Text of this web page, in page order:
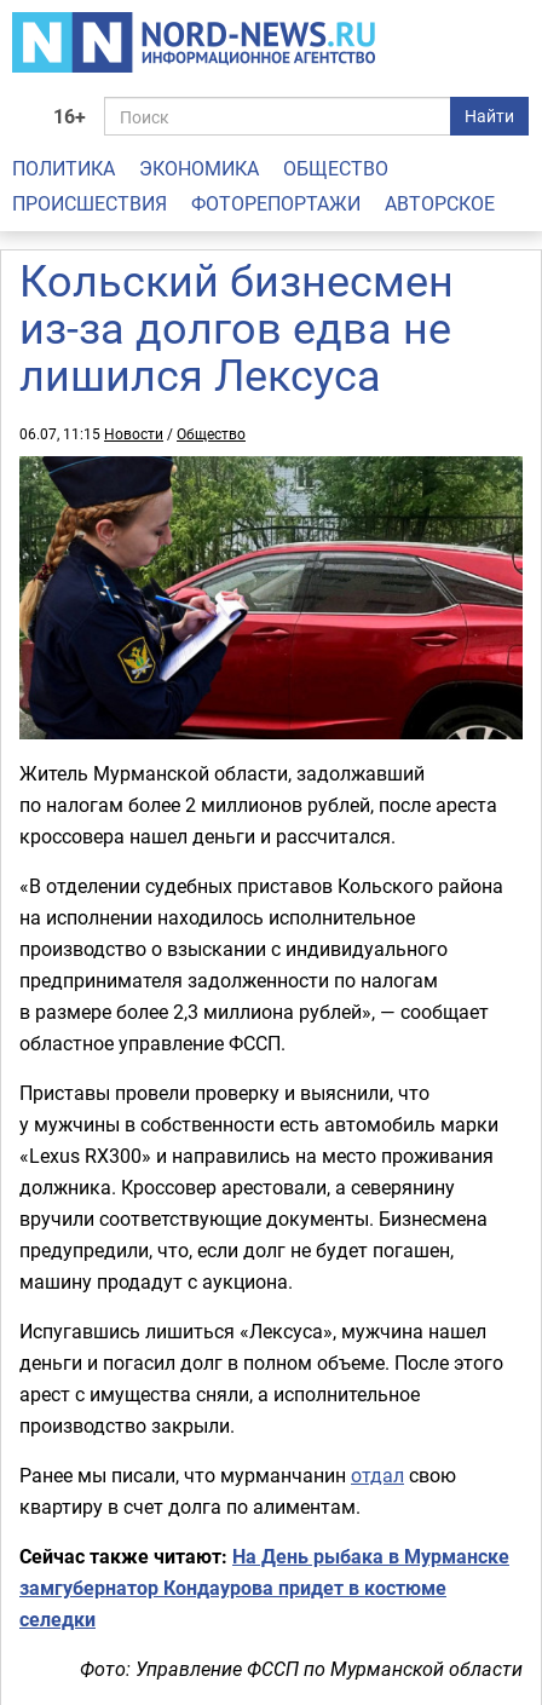
16+ Найти
ПОЛИТИКА ЭКОНОМИКА
ОБЩЕСТВО
ПРОИСШЕСТВИЯ
ФОТОРЕПОРТАЖИ АВТОРСКОЕ
Кольский бизнесмен
из-за долгов едва не
лишился Лексуса
06.07, 11:15 Новости /Общество
Житель Мурманской области, задолжавший
по налогам более 2 миллионов рублей, после ареста
кроссовера нашел деньги и рассчитался.
«В отделении судебных приставов Кольского района
на исполнении находилось исполнительное
производство о взыскании с индивидуального
предпринимателя задолженности по налогам
в размере более 2,3 миллиона рублей», — сообщает
областное управление ФССП.
Приставы провели проверку и выяснили, что
у мужчины в собственности есть автомобиль марки
«Lexus RX300» и направились на место проживания
должника. Кроссовер арестовали, а северянину
вручили соответствующие документы. Бизнесмена
предупредили, что, если долг не будет погашен,
машину продадут с аукциона.
Испугавшись лишиться «Лексуса», мужчина нашел
деньги и погасил долг в полном объеме. После этого
арест с имущества сняли, а исполнительное
производство закрыли.
Ранее мы писали, что мурманчанин отдал свою
квартиру в счет долга по алиментам.
Сейчас также читают: На День рыбака в Мурманске
замгубернатор Кондаурова придет в костюме
селедки
Фото: Управление ФССП по Мурманской области